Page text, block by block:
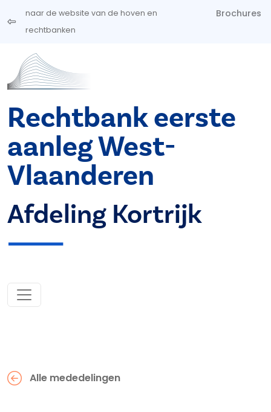
Overslaan en naar de inhoud gaan
naar de website van de hoven en
rechtbanken
Brochures
Rechtbank eerste
aanleg West-
Vlaanderen
Afdeling Kortrijk
Alle mededelingen